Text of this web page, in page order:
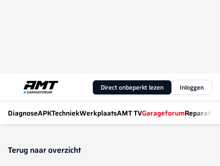
Direct onbeperkt lezen Inloggen
DiagnoseAPKTechniekWerkplaatsAMT TVGarageforum
Terug naar overzicht